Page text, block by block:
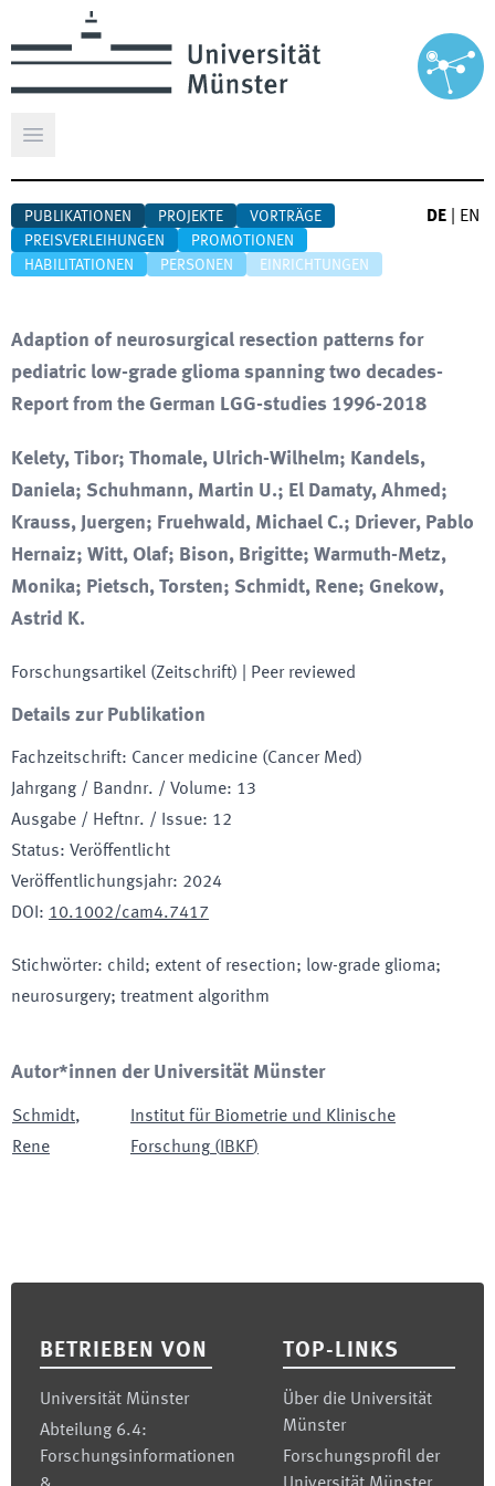
Hauptmenü öffnen
PUBLIKATIONEN PROJEKTE
VORTRÄGE
PREISVERLEIHUNGEN
PROMOTIONEN
HABILITATIONEN
PERSONEN EINRICHTUNGEN
DE EN
Adaption of neurosurgical resection patterns for
pediatric low-grade glioma spanning two decades-
Report from the German LGG-studies 1996-2018
Kelety, Tibor; Thomale, Ulrich-Wilhelm; Kandels,
Daniela; Schuhmann, Martin U.; El Damaty, Ahmed;
Krauss, Juergen; Fruehwald, Michael C.; Driever, Pablo
Hernaiz; Witt, Olaf; Bison, Brigitte; Warmuth-Metz,
Monika; Pietsch, Torsten; Schmidt, Rene; Gnekow,
Astrid K.
Forschungsartikel (Zeitschrift) | Peer reviewed
Details zur Publikation
Fachzeitschrift: Cancer medicine (Cancer Med)
Jahrgang / Bandnr. / Volume: 13
Ausgabe / Heftnr. / Issue: 12
Status: Veröffentlicht
Veröffentlichungsjahr: 2024
DOI : 10.1002/cam4.7417
Stichwörter: child; extent of resection; low-grade glioma;
neurosurgery; treatment algorithm
Autor*innen der Universität Münster
Schmidt,
Rene
Institut für Biometrie und Klinische
Forschung ( IBKF)
BETRIEBEN VON
Universität Münster
Abteilung 6.4:
Forschungsinformationen
TOP-LINKS
Über die Universität
Münster
Forschungsprofil der